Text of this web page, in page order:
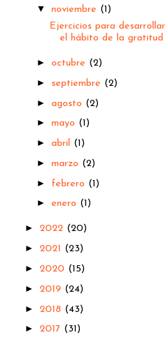
▼noviembre (1)
Ejercicios para desarrollar
el hábito de la gratitud
►octubre (2)
► septiembre (2)
►agosto (2)
►mayo (1)
►abril (1)
►marzo (2)
► febrero (1)
►enero (1)
► 2022 (20)
► 2021 (23)
► 2020 (15)
► 2019 (24)
► 2018 (43)
► 2017 (31)